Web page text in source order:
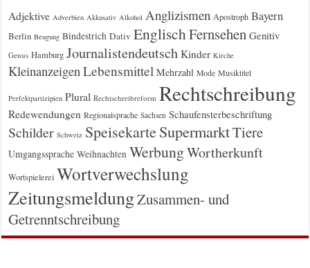
Adjektive Adverbien Akkusativ Alkohol Anglizismen Apostroph Bayern
Berlin Beugung Bindestrich Dativ EnglischFernsehen Genitiv
Genus Hamburg Journalistendeutsch Kinder Kirche
Kleinanzeigen Lebensmittel Mehrzahl Mode Musiktitel
Perfektpartizipien Plural Rechtschreibreform Rechtschreibung
Redewendungen Regionalsprache Sachsen Schaufensterbeschriftung
Schilder Schweiz Speisekarte SupermarktTiere
Umgangssprache Weihnachten WerbungWortherkunft
Wortspielerei Wortverwechslung
ZeitungsmeldungZusammen- und
Getrenntschreibung